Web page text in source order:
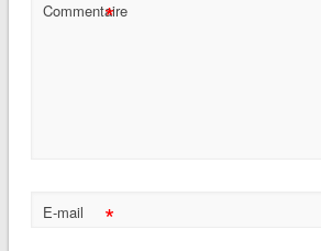
Commentaire
*
E-mail *